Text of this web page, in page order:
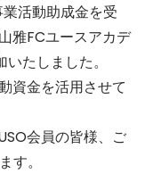
活動助成金を受
雅FCユースアカデ
たしました。
資金を活用させて
会員の皆様、ご
す。